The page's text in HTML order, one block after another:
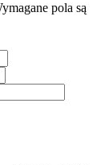
pola są